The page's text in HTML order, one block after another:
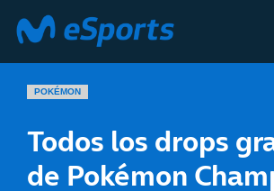
POKÉMON
Todos los drops
de Pokémon